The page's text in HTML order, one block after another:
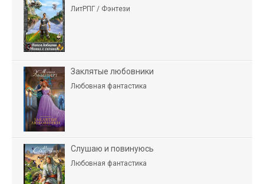
ЛитРПГ / Фэнтези
Заклятые любовники
Любовная фантастика
Слушаю и повинуюсь
Любовная фантастика